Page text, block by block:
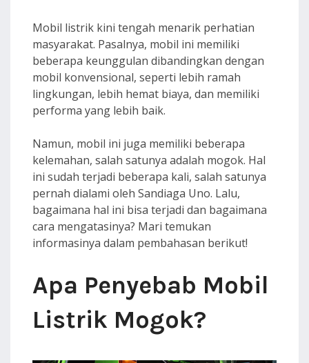
Mobil listrik kini tengah menarik perhatian
masyarakat. Pasalnya, mobil ini memiliki
beberapa keunggulan dibandingkan dengan
mobil konvensional, seperti lebih ramah
lingkungan, lebih hemat biaya, dan memiliki
performa yang lebih baik.
Namun, mobil ini juga memiliki beberapa
kelemahan, salah satunya adalah mogok. Hal
ini sudah terjadi beberapa kali, salah satunya
pernah dialami oleh Sandiaga Uno. Lalu,
bagaimana hal ini bisa terjadi dan bagaimana
cara mengatasinya? Mari temukan
informasinya dalam pembahasan berikut!
Apa Penyebab Mobil
Listrik Mogok?